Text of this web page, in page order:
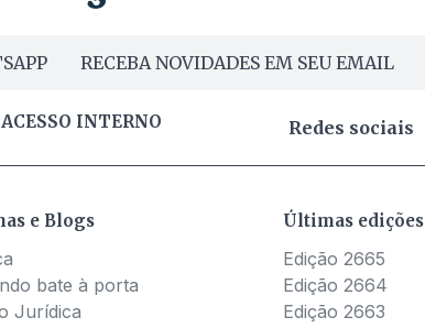
RECEBA NOVIDADES EM SEU EMAIL
ACESSO INTERNO Redes sociais
e Blogs
bate à porta
Jurídica
Últimas edições
Edição 2665
Edição 2664
Edição 2663